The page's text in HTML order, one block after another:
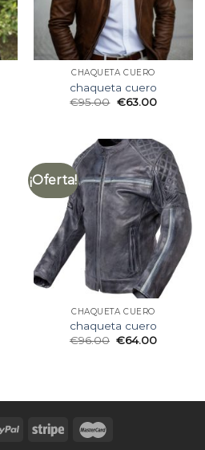
CHAQUETA CUERO
chaqueta cuero
€95.00 €63.00
¡Oferta!
CHAQUETA CUERO
chaqueta cuero
€96.00 €64.00